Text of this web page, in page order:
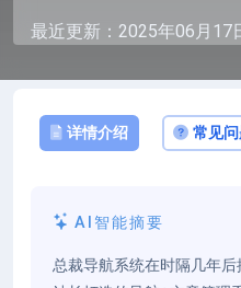
最近更新：2025年06月17
详情介绍 常见
AI智能摘要
总裁导航系统在时隔几年